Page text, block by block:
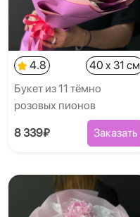
4.8
40 x 31 см
Букет из 11 тёмно
розовых пионов
8 339₽ Заказать